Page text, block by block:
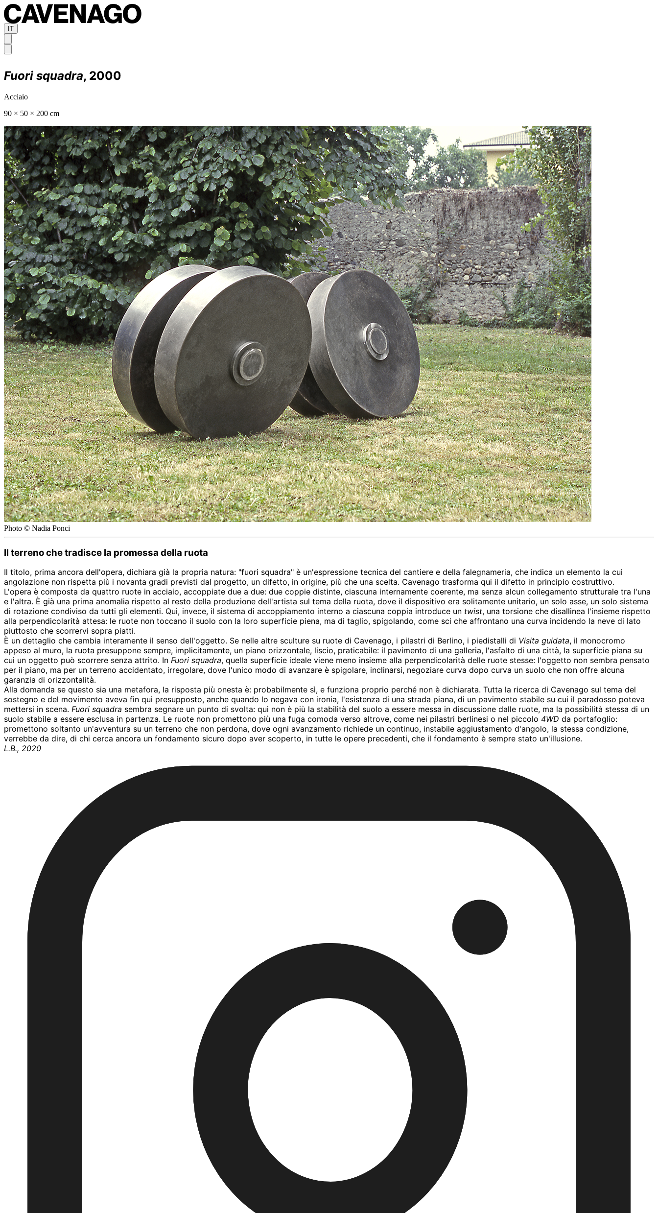
IT
Fuori squadra, 2000
Acciaio
90 × 50 × 200 cm
Photo © Nadia Ponci
Il terreno che tradisce la promessa della ruota
Il titolo, prima ancora dell'opera, dichiara già la propria natura: "fuori squadra" è un'espressione tecnica del cantiere e della falegnameria, che indica un elemento la cui
angolazione non rispetta più i novanta gradi previsti dal progetto, un difetto, in origine, più che una scelta. Cavenago trasforma qui il difetto in principio costruttivo.
L'opera è composta da quattro ruote in acciaio, accoppiate due a due: due coppie distinte, ciascuna internamente coerente, ma senza alcun collegamento strutturale tra l'una
e l'altra. È già una prima anomalia rispetto al resto della produzione dell'artista sul tema della ruota, dove il dispositivo era solitamente unitario, un solo asse, un solo sistema
di rotazione condiviso da tutti gli elementi. Qui, invece, il sistema di accoppiamento interno a ciascuna coppia introduce un twist, una torsione che disallinea l'insieme rispetto
alla perpendicolarità attesa: le ruote non toccano il suolo con la loro superficie piena, ma di taglio, spigolando, come sci che affrontano una curva incidendo la neve di lato
piuttosto che scorrervi sopra piatti.
È un dettaglio che cambia interamente il senso dell'oggetto. Se nelle altre sculture su ruote di Cavenago, i pilastri di Berlino, i piedistalli di Visita guidata, il monocromo
appeso al muro, la ruota presuppone sempre, implicitamente, un piano orizzontale, liscio, praticabile: il pavimento di una galleria, l'asfalto di una città, la superficie piana su
cui un oggetto può scorrere senza attrito. In Fuori squadra, quella superficie ideale viene meno insieme alla perpendicolarità delle ruote stesse: l'oggetto non sembra pensato
per il piano, ma per un terreno accidentato, irregolare, dove l'unico modo di avanzare è spigolare, inclinarsi, negoziare curva dopo curva un suolo che non offre alcuna
garanzia di orizzontalità.
Alla domanda se questo sia una metafora, la risposta più onesta è: probabilmente sì, e funziona proprio perché non è dichiarata. Tutta la ricerca di Cavenago sul tema del
sostegno e del movimento aveva fin qui presupposto, anche quando lo negava con ironia, l'esistenza di una strada piana, di un pavimento stabile su cui il paradosso poteva
mettersi in scena. Fuori squadra sembra segnare un punto di svolta: qui non è più la stabilità del suolo a essere messa in discussione dalle ruote, ma la possibilità stessa di un
suolo stabile a essere esclusa in partenza. Le ruote non promettono più una fuga comoda verso altrove, come nei pilastri berlinesi o nel piccolo 4WD da portafoglio:
promettono soltanto un'avventura su un terreno che non perdona, dove ogni avanzamento richiede un continuo, instabile aggiustamento d'angolo, la stessa condizione,
verrebbe da dire, di chi cerca ancora un fondamento sicuro dopo aver scoperto, in tutte le opere precedenti, che il fondamento è sempre stato un'illusione.
L.B., 2020